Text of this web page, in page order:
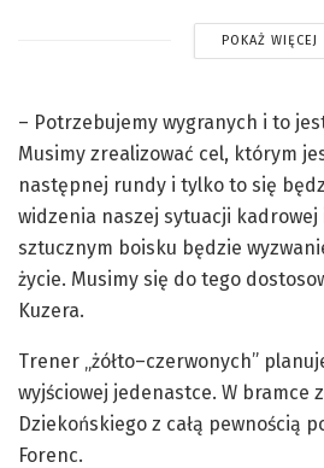
POKAŻ WIĘCEJ
– Potrzebujemy wygranych i to
Musimy zrealizować cel, którym
następnej rundy i tylko to się
widzenia naszej sytuacji
sztucznym boisku będzie
życie. Musimy się do tego
Kuzera.
Trener „żółto–czerwonych”
wyjściowej jedenastce. W bramce
Dziekońskiego z całą pewnością
Forenc.